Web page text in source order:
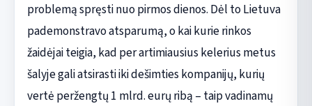
problemą spręsti nuo pirmos dienos. Dėl to Lietuva
pademonstravo atsparumą, o kai kurie rinkos
žaidėjai teigia, kad per artimiausius kelerius metus
šalyje gali atsirasti iki dešimties kompanijų, kurių
vertė peržengtų 1 mlrd. eurų ribą – taip vadinamų